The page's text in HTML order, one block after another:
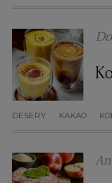
DESERY KAKAO